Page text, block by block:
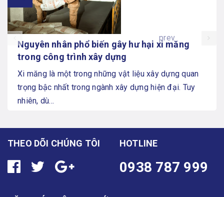
Nguyên nhân phổ biến gây hư hại xi măng
trong công trình xây dựng
Xi măng là một trong những vật liệu xây dựng quan
trọng bậc nhất trong ngành xây dựng hiện đại. Tuy
nhiên, dù...
prev
THEO DÕI CHÚNG TÔI HOTLINE
0938 787 999